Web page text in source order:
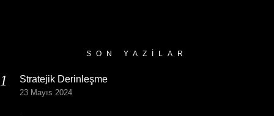
SON YAZILAR
Stratejik Derinleşme
23 Mayıs 2024